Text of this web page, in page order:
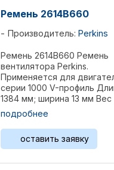
Ремень 2614B660
Производитель: Perkins
Ремень 2614B660 Ремень
вентилятора Perkins.
Применяется для
серии 1000 V-профиль
1384 мм; ширина 13 мм Вес
Комплект 2 шт Референции:
01154306, 01154321,
04359336, ...
подробнее
оставить заявку